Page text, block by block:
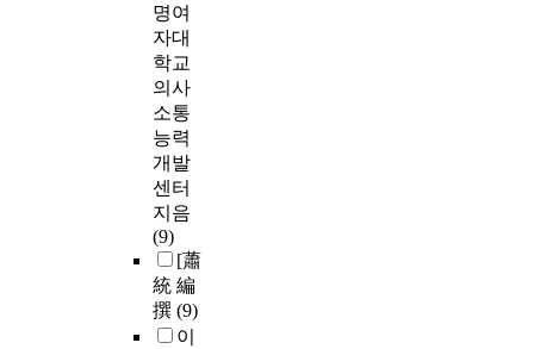
명여
자대
학교
의사
소통
능력
개발
센터
지음
(9)
[蕭
統 編
撰 (9)
이